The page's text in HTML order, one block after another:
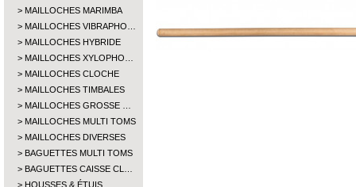
MAILLOCHES MARIMBA
MAILLOCHES VIBRAPHO…
MAILLOCHES HYBRIDE
MAILLOCHES XYLOPHO…
MAILLOCHES CLOCHE
MAILLOCHES TIMBALES
MAILLOCHES GROSSE …
MAILLOCHES MULTI TOMS
MAILLOCHES DIVERSES
BAGUETTES MULTI TOMS
BAGUETTES CAISSE CL…
HOUSSES & ÉTUIS